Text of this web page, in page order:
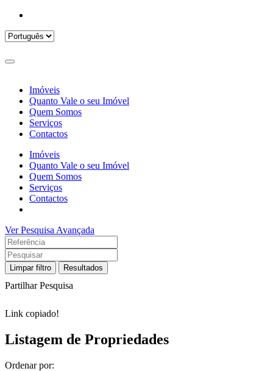
Imóveis
Quanto Vale o seu Imóvel
Quem Somos
Serviços
Contactos
Imóveis
Quanto Vale o seu Imóvel
Quem Somos
Serviços
Contactos
Ver Pesquisa Avançada
Limpar filtro Resultados
Partilhar Pesquisa
Link copiado!
Listagem de Propriedades
Ordenar por: